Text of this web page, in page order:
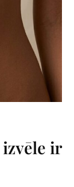
izvēle ir